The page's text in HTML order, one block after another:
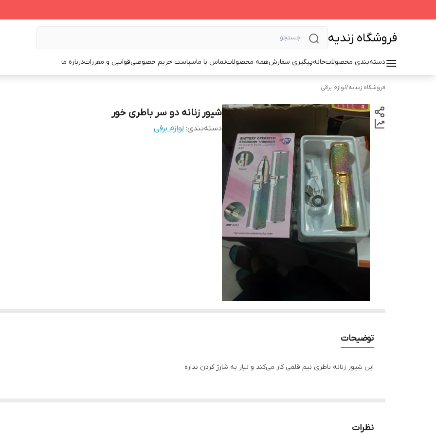
فروشگاه زندیه
دسته‌بندی محصولاتخانهپیگیری سفارشهمه محصولاتتماس با ماسیاست حریم خصوصیقوانین و مقرراتدرباره ما
فروشگاه زندیه/لوازم برقی
شیور زنانه دو سر باطری خور
دسته‌بندی: لوازم برقی
توضیحات
این شیور زنانه باطری نیم قلمی کار می‌کند و نیاز به شارژ کردن نداره
نظرات